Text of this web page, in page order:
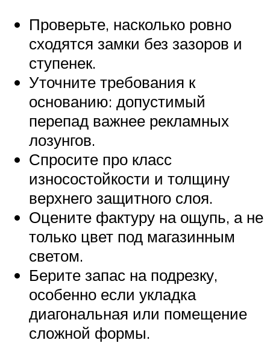
Проверьте, насколько ровно
сходятся замки без зазоров и
ступенек.
Уточните требования к
основанию: допустимый
перепад важнее рекламных
лозунгов.
Спросите про класс
износостойкости и толщину
верхнего защитного слоя.
Оцените фактуру на ощупь, а не
только цвет под магазинным
светом.
Берите запас на подрезку,
особенно если укладка
диагональная или помещение
сложной формы.